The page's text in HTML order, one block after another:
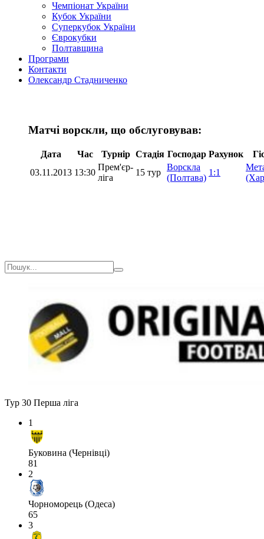
Чемпіонат України
Кубок України
Суперкубок України
Єврокубки
Полтавщина
Програми
Контакти
Олександр Стадниченко
Матчі ворскли, що обслуговував:
Дата Час Турнір Стадія Господар Рахунок
03.11.2013 13:30
Прем'єр-
ліга
15 тур
Ворскла
(Полтава)
1:1
Тур 30 Перша ліга
1
Буковина (Чернівці)
81
2
Чорноморець (Одеса)
65
3